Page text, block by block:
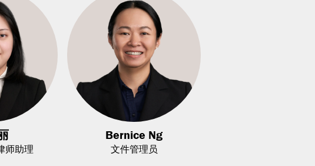
师助理
Bernice Ng
文件管理员